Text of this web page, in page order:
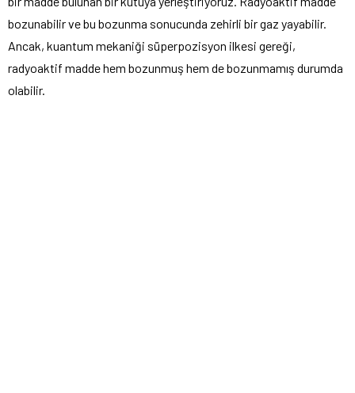
bozunabilir ve bu bozunma sonucunda zehirli bir gaz yayabilir.
Ancak, kuantum mekaniği süperpozisyon ilkesi gereği,
radyoaktif madde hem bozunmuş hem de bozunmamış durumda
olabilir.